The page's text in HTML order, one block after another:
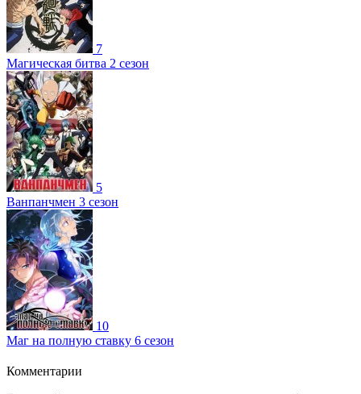
7
Магическая битва 2 сезон
5
Ванпанчмен 3 сезон
10
Маг на полную ставку 6 сезон
Комментарии